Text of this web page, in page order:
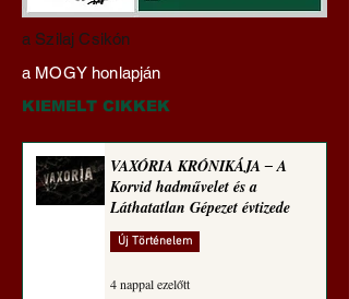
Hajdu Zoltán:
Transzhumanizmus és
technomorál ‒ 22/28.
Rugalmas technomorál:
a Szilaj Csikón
a MOGY honlapján
KIEMELT CIKKEK
VAXÓRIA KRÓNIKÁJA ‒ A
Korvid hadművelet és a
Láthatatlan Gépezet évtizede
Új Történelem
4 nappal ezelőtt